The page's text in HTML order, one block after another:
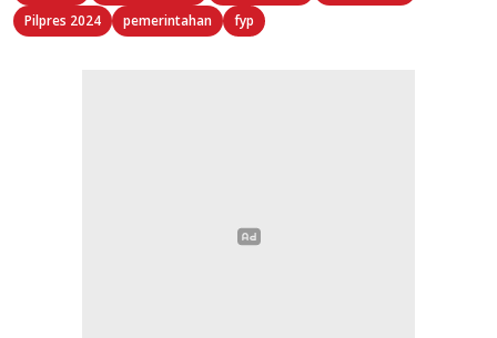
Pilpres 2024
pemerintahan fyp